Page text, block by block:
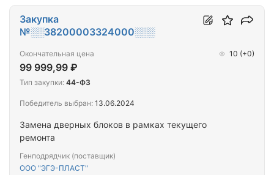
Замена дверных блоков в рамках текущего
ремонта
Генподрядчик (поставщик)
ООО "ЭГЭ-ПЛАСТ"
Закупка
№░░38200003324000░░░
Окончательная цена
99 999,99 ₽
10 (+0)
Тип закупки: 44-ФЗ
Победитель выбран: 13.06.2024